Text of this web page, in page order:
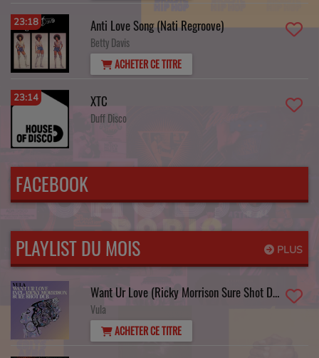
23:18 Anti Love Song (Nati Regroove)
Betty Davis
ACHETER CE TITRE
23:14 XTC
Duff Disco
FACEBOOK
PLUS
PLAYLIST DU MOIS
Want Ur Love (Ricky Morrison Sure Shot Dub
Vula
ACHETER CE TITRE